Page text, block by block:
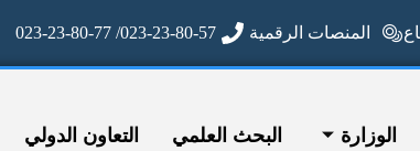
المنصات الرقمية 023-23-80-57/ 023-23-80-77
الوزارة البحث العلمي التعاون الدولي